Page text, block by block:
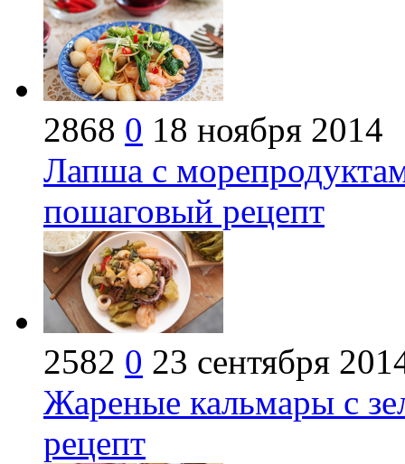
2868 0 18 ноября 2014
Лапша с
пошаговый рецепт
2582 0 23 сентября
Жареные кальмары с
рецепт